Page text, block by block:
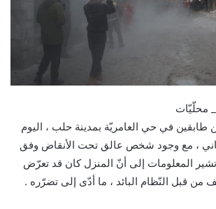
_ محلّيّات
طابقين في حي العامريّة بمدينة حلب ، اليوم
الثّاني ، مع وجود شخص عالق تحت الأنقاض وفق
المعلومات إلى أنّ المنزل كان قد تعرّض
قبل النّظام البائد ، ما أدّى إلى تضرّره .